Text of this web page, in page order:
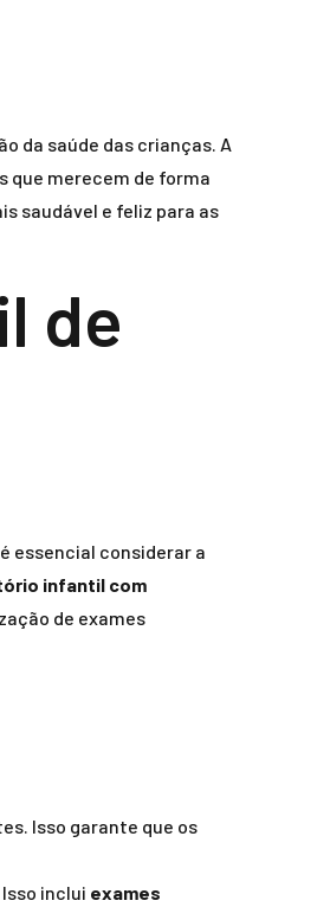
da saúde das crianças. A
que merecem de forma
saudável e feliz para as
de
essencial considerar a
infantil com
de exames
Isso garante que os
inclui exames